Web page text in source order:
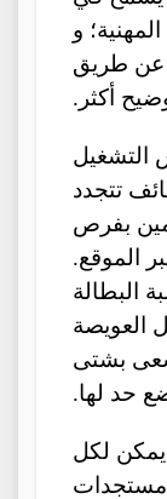
و
عن طريق
أكثر.
التشغيل
تتجدد
بفرص
الموقع.
البطالة
العويصة
بشتى
حد لها.
يمكن لكل
مستجدات